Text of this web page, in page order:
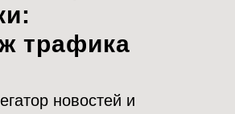
трафика
новостей и